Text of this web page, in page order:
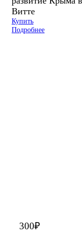
Витте
Купить
Подробнее
300₽